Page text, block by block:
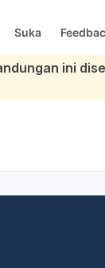
Suka
ini